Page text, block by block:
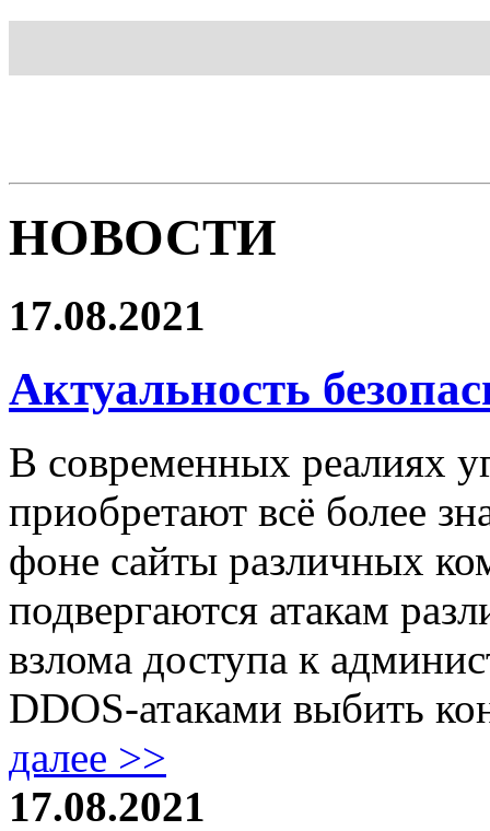
НОВОСТИ
17.08.2021
Актуальность
В современных реалиях
приобретают всё более
фоне сайты различных
подвергаются атакам
взлома доступа к
DDOS-атаками выбить
далее >>
17.08.2021